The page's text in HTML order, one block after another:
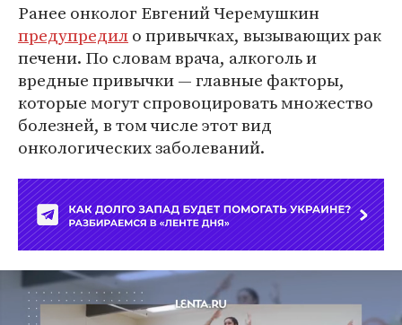
Ранее онколог Евгений Черемушкин
предупредило привычках, вызывающих рак
печени. По словам врача, алкоголь и
вредные привычки — главные факторы,
которые могут спровоцировать множество
болезней, в том числе этот вид
онкологических заболеваний.